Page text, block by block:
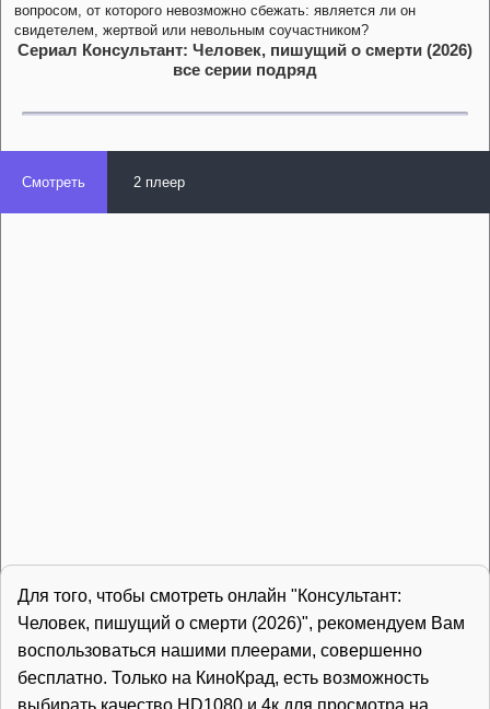
вопросом, от которого невозможно сбежать: является ли он
свидетелем, жертвой или невольным соучастником?
Сериал Консультант: Человек, пишущий о смерти (2026)
все серии подряд
Смотреть 2 плеер
Для того, чтобы смотреть онлайн "Консультант:
Человек, пишущий о смерти (2026)", рекомендуем Вам
воспользоваться нашими плеерами, совершенно
бесплатно. Только на КиноКрад, есть возможность
выбирать качество HD1080 и 4к для просмотра на